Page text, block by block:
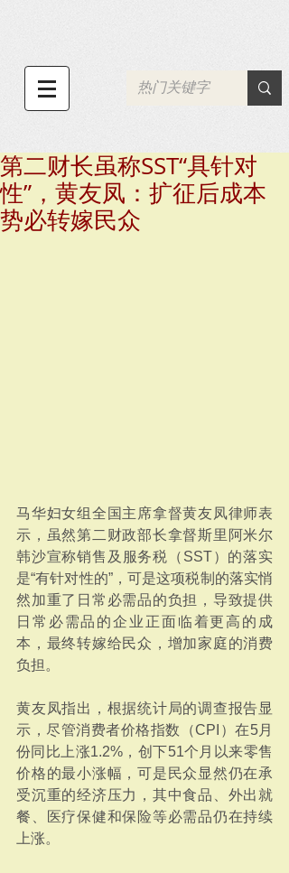
第二财长虽称SST“具针对
性”，黄友凤：扩征后成本
势必转嫁民众
马华妇女组全国主席拿督黄友凤律师表
示，虽然第二财政部长拿督斯里阿米尔
韩沙宣称销售及服务税（SST）的落实
是“有针对性的”，可是这项税制的落实悄
然加重了日常必需品的负担，导致提供
日常必需品的企业正面临着更高的成
本，最终转嫁给民众，增加家庭的消费
负担。
黄友凤指出，根据统计局的调查报告显
示，尽管消费者价格指数（CPI）在5月
份同比上涨1.2%，创下51个月以来零售
价格的最小涨幅，可是民众显然仍在承
受沉重的经济压力，其中食品、外出就
餐、医疗保健和保险等必需品仍在持续
上涨。